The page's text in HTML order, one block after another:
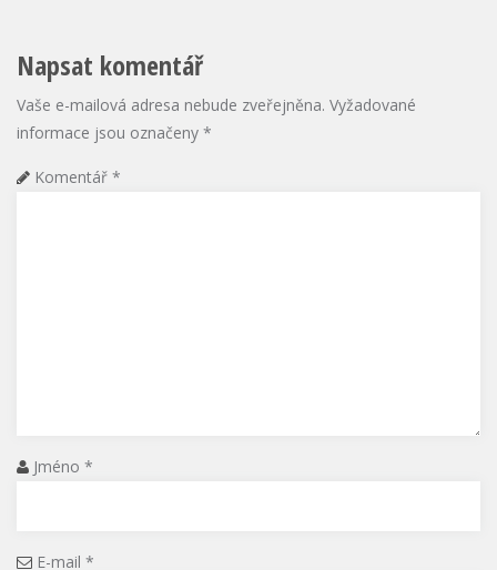
Napsat komentář
Vaše e-mailová adresa nebude zveřejněna. Vyžadované
informace jsou označeny *
Komentář *
Jméno *
E-mail *